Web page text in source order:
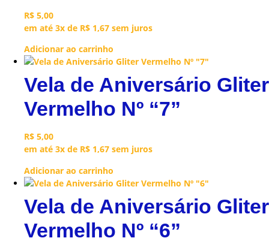
R$ 5,00
em até 3x de R$ 1,67 sem juros
Adicionar ao carrinho
Vela de Aniversário Gliter
Vermelho Nº “7”
R$ 5,00
em até 3x de R$ 1,67 sem juros
Adicionar ao carrinho
Vela de Aniversário Gliter
Vermelho Nº “6”